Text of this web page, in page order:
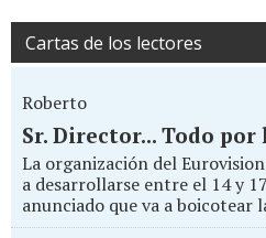
Cartas de los lectores
Roberto
Sr. Director... Todo
La organización del
a desarrollarse entre el 14 y
anunciado que va a boicotear